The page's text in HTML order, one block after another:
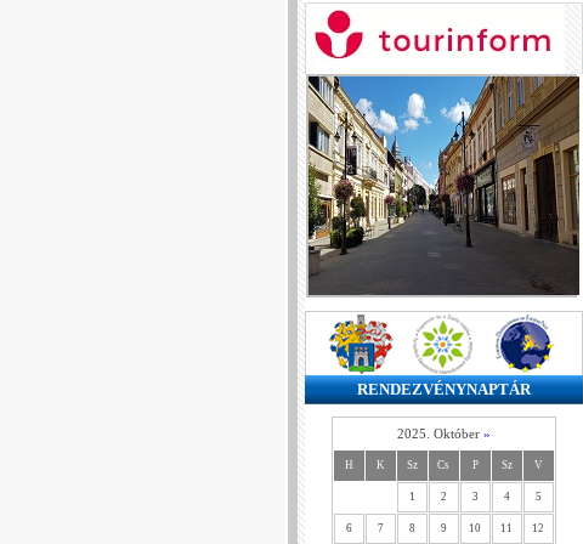
RENDEZVÉNYNAPTÁR
2025. Október »
H K Sz Cs P Sz V
1 2 3 4 5
6 7 8 9 10 11 12